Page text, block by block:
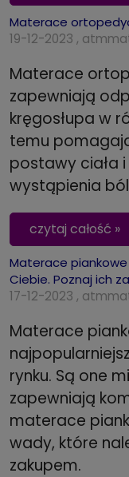
Materace
19-12-2023 ,
Materace
zapewniają
kręgosłupa w
temu
postawy ciała
wystąpienia
czytaj całość »
Materace
Ciebie. Poznaj ich
17-12-2023 ,
Materace
rynku. Są one
zapewniają
materace
wady, które
zakupem.